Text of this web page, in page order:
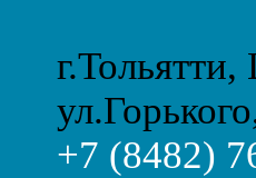
+7 (8482)